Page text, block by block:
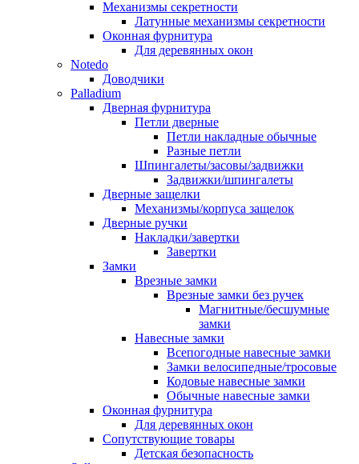
Механизмы секретности
Латунные механизмы секретности
Оконная фурнитура
Для деревянных окон
Notedo
Доводчики
Palladium
Дверная фурнитура
Петли дверные
Петли накладные обычные
Разные петли
Шпингалеты/засовы/задвижки
Задвижки/шпингалеты
Дверные защелки
Механизмы/корпуса защелок
Дверные ручки
Накладки/завертки
Завертки
Замки
Врезные замки
Врезные замки без ручек
Магнитные/бесшумные
замки
Навесные замки
Всепогодные навесные замки
Замки велосипедные/тросовые
Кодовые навесные замки
Обычные навесные замки
Оконная фурнитура
Для деревянных окон
Сопутствующие товары
Детская безопасность